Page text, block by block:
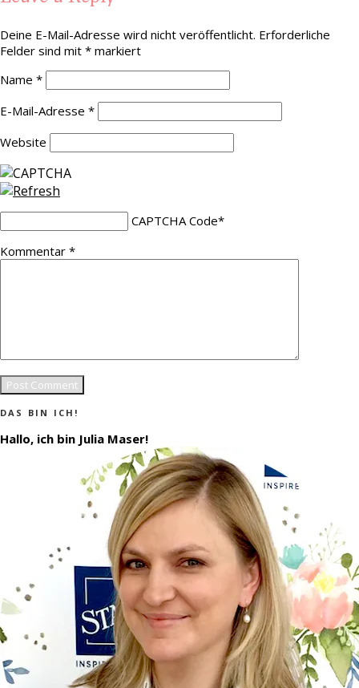
Deine E-Mail-Adresse wird nicht veröffentlicht. Erforderliche
Felder sind mit * markiert
Name *
E-Mail-Adresse *
Website
CAPTCHA Code*
Kommentar *
DAS BIN ICH!
Hallo, ich bin Julia Maser!